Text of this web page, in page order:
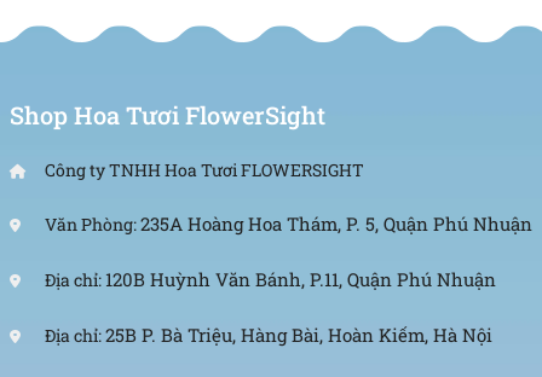
Shop Hoa Tươi FlowerSight
Công ty TNHH Hoa Tươi FLOWERSIGHT
Văn Phòng:235A Hoàng Hoa Thám, P. 5, Quận Phú Nhuận
Địa chỉ: 120B Huỳnh Văn Bánh, P.11, Quận Phú Nhuận
Địa chỉ:25B P. Bà Triệu, Hàng Bài, Hoàn Kiếm, Hà Nội